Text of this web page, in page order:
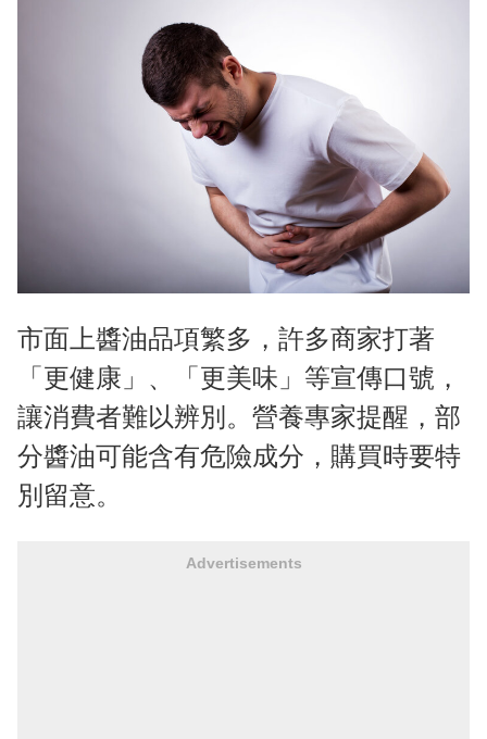
市面上醬油品項繁多，許多商家打著
「更健康」、「更美味」等宣傳口號，
讓消費者難以辨別。營養專家提醒，部
分醬油可能含有危險成分，購買時要特
別留意。
Advertisements